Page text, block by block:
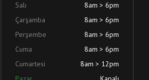
Salı
8am > 6pm
Çarşamba
8am > 6pm
Perşembe
8am > 6pm
Cuma
8am > 6pm
Cumartesi
8am > 12pm